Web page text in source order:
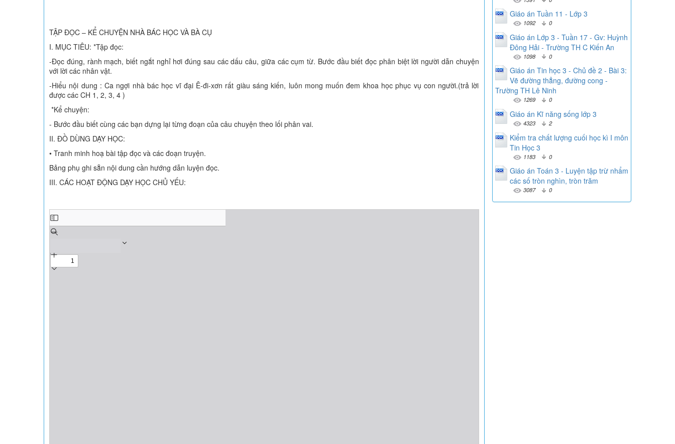
TẬP ĐỌC – KỂ CHUYỆN NHÀ BÁC HỌC VÀ BÀ CỤ
I. MỤC TIÊU: *Tập đọc:
-Đọc đúng, rành mạch, biết ngắt nghỉ hơi đúng sau các dấu câu, giữa các cụm từ. Bước đầu biết đọc phân biệt lời người dẫn chuyện
với lời các nhân vật.
-Hiểu nội dung : Ca ngợi nhà bác học vĩ đại Ê-đi-xơn rất giàu sáng kiến, luôn mong muốn đem khoa học phục vụ con người.(trả lời
được các CH 1, 2, 3, 4 )
*Kể chuyện:
- Bước đầu biết cùng các bạn dựng lại từng đoạn của câu chuyện theo lối phân vai.
II. ĐỒ DÙNG DẠY HỌC:
• Tranh minh hoạ bài tập đọc và các đoạn truyện.
Bảng phụ ghi sẵn nội dung cần hướng dẫn luyện đọc.
III. CÁC HOẠT ĐỘNG DẠY HỌC CHỦ YẾU:
Giáo án Tuần 11 - Lớp 3
1092 0
Giáo án Lớp 3 - Tuần 17 - Gv: Huỳnh
Đông Hải - Trường TH C Kiến An
1098 0
Giáo án Tin học 3 - Chủ đề 2 - Bài 3:
Vẽ đường thẳng, đường cong -
Trường TH Lê Ninh
1269 0
Giáo án Kĩ năng sống lớp 3
4323 2
Kiểm tra chất lượng cuối học kì I môn
Tin Học 3
1183 0
Giáo án Toán 3 - Luyện tập trừ nhẩm
các số tròn nghìn, tròn trăm
3087 0